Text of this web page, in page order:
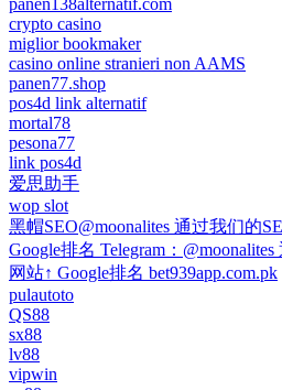
panen138alternatif.com
crypto casino
miglior bookmaker
casino online stranieri non AAMS
panen77.shop
pos4d link alternatif
mortal78
pesona77
link pos4d
爱思助手
wop slot
黑帽SEO@moonalites 通过我们的
Google排名 Telegram：
网站↑ Google排名 bet939app.com.pk
pulautoto
QS88
sx88
lv88
vipwin